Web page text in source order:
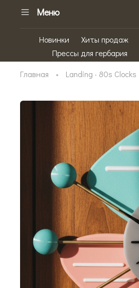
Меню
Новинки Хиты продаж
Прессы для гербария
Главная Landing · 80s Clocks